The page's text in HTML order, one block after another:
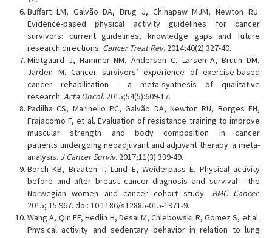
Buffart LM, Galvão DA, Brug J, Chinapaw MJM, Newton RU.
Evidence-based physical activity guidelines for cancer
survivors: current guidelines, knowledge gaps and future
research directions. Cancer Treat Rev. 2014;40(2):327-40.
Midtgaard J, Hammer NM, Andersen C, Larsen A, Bruun DM,
Jarden M. Cancer survivors’ experience of exercise-based
cancer rehabilitation - a meta-synthesis of qualitative
research. Acta Oncol. 2015;54(5):609-17.
Padilha CS, Marinello PC, Galvão DA, Newton RU, Borges FH,
Frajacomo F, et al. Evaluation of resistance training to improve
muscular strength and body composition in cancer
patients undergoing neoadjuvant and adjuvant therapy: a meta-
analysis. J Cancer Surviv. 2017;11(3):339-49.
Borch KB, Braaten T, Lund E, Weiderpass E. Physical activity
before and after breast cancer diagnosis and survival - the
Norwegian women and cancer cohort study. BMC Cancer.
2015; 15:967. doi: 10.1186/s12885-015-1971-9.
Wang A, Qin FF, Hedlin H, Desai M, Chlebowski R, Gomez S, et al.
Physical activity and sedentary behavior in relation to lung